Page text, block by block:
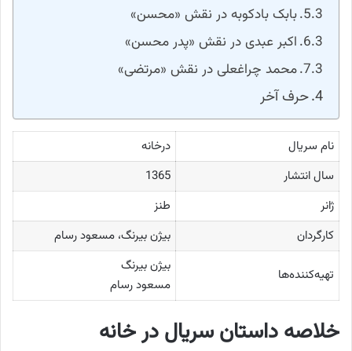
بابک بادکوبه در نقش «محسن»
اکبر عبدی در نقش «پدر محسن»
محمد چراغعلی در نقش «مرتضی»
حرف آخر
نام سریال
درخانه
سال انتشار
1365
ژانر
طنز
کارگردان
بیژن بیرنگ، مسعود رسام
تهیه‌کننده‌ها
بیژن بیرنگ
مسعود رسام
خلاصه داستان سریال در خانه